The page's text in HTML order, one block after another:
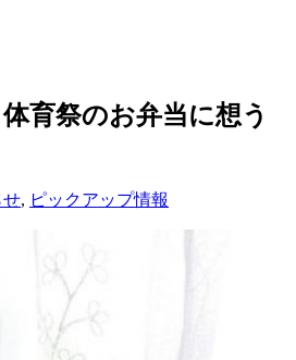
育祭のお弁当に想う
せ, ピックアップ情報